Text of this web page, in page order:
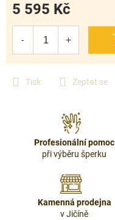
Tisk Zeptat se
5 595 Kč
Profesionální pomoc
při výběru šperku
Kamenná prodejna
v Jičíně